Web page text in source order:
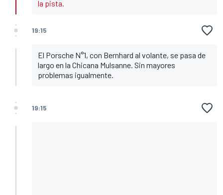
la pista.
19:15
El Porsche N°1, con Bernhard al volante, se pasa de
largo en la Chicana Mulsanne. Sin mayores
problemas igualmente.
19:15